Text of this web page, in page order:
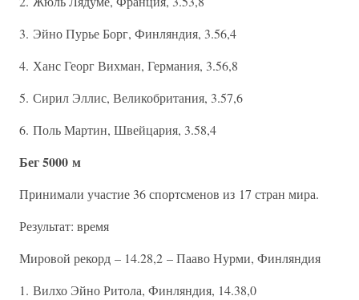
3. Эйно Пурье Борг, Финляндия, 3.56,4
4. Ханс Георг Вихман, Германия, 3.56,8
5. Сирил Эллис, Великобритания, 3.57,6
6. Поль Мартин, Швейцария, 3.58,4
Бег 5000 м
Принимали участие 36 спортсменов из 17 стран мира.
Результат: время
Мировой рекорд – 14.28,2 – Пааво Нурми, Финляндия
1. Вилхо Эйно Ритола, Финляндия, 14.38,0